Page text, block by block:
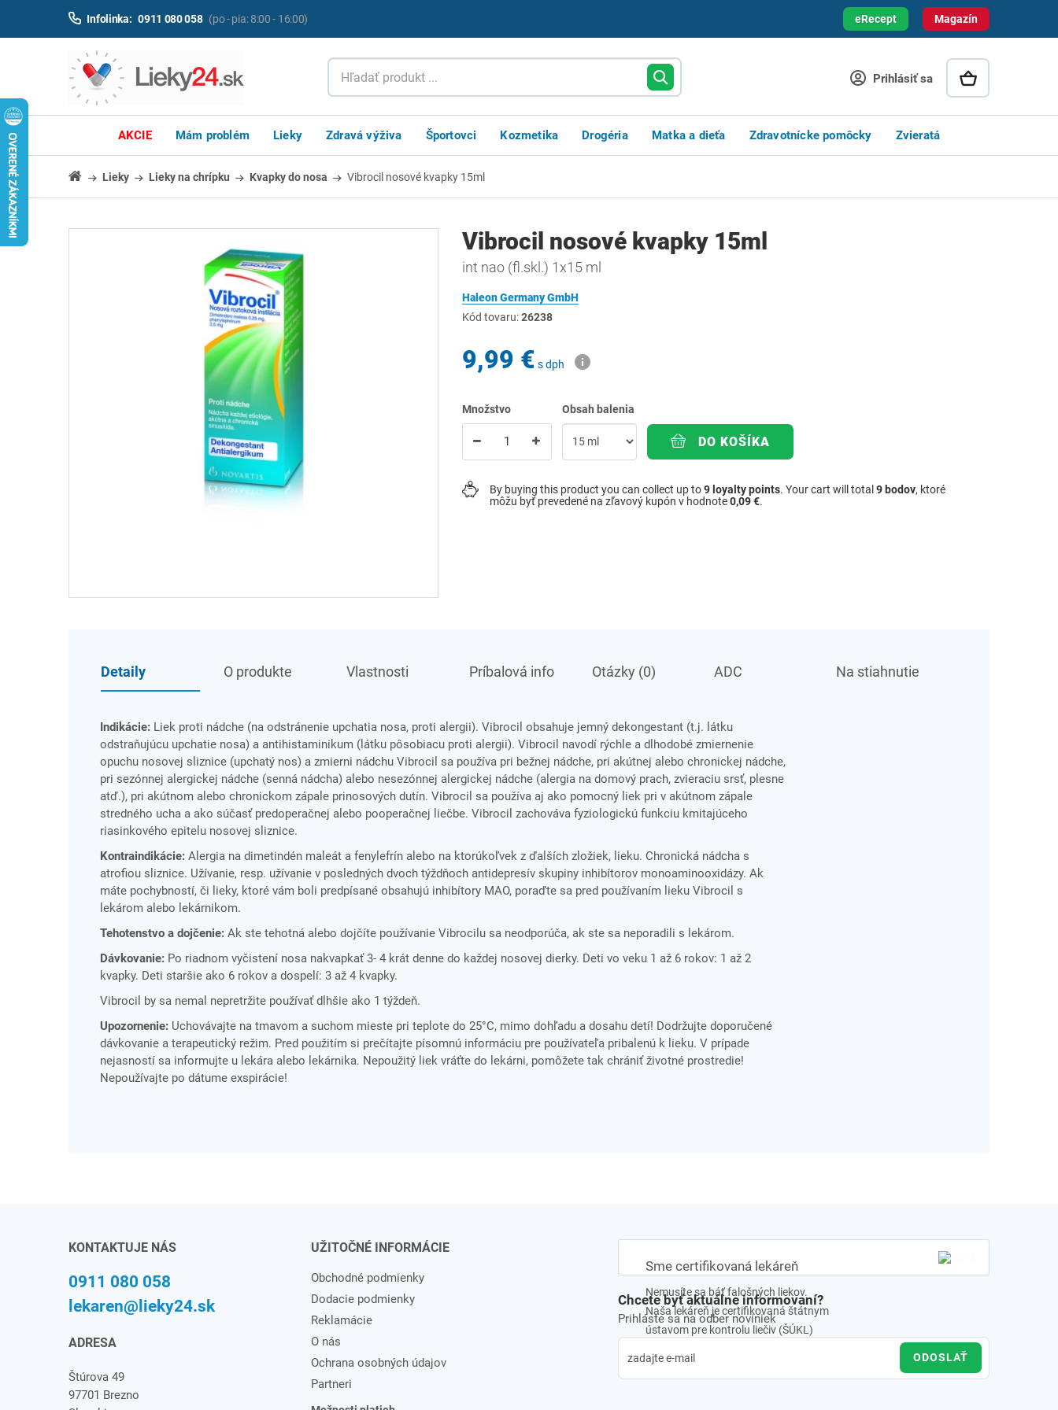
Magazín
Infolinka: 0911 080 058 (po - pia: 8:00 - 16:00) eRecept
Prihlásiť sa
AKCIE Mám problém Lieky Zdravá výživa Športovci Kozmetika Drogéria Matka a dieťa Zdravotnícke pomôcky Zvieratá
Lieky Lieky na chrípku Kvapky do nosa Vibrocil nosové kvapky 15ml
Vibrocil nosové kvapky 15ml
int nao (fl.skl.) 1x15 ml
Haleon Germany GmbH
Kód tovaru:26238
9,99 € s dph
Množstvo Obsah balenia
DO KOŠÍKA
By buying this product you can collect up to9 loyalty points. Your cart will total 9 bodov, ktoré
môžu byť prevedené na zľavový kupón v hodnote0,09 €.
Detaily O produkte Vlastnosti Príbalová info Otázky (0) ADC Na stiahnutie
Indikácie: Liek proti nádche (na odstránenie upchatia nosa, proti alergii). Vibrocil obsahuje jemný dekongestant (t.j. látku
odstraňujúcu upchatie nosa) a antihistaminikum (látku pôsobiacu proti alergii). Vibrocil navodí rýchle a dlhodobé zmiernenie
opuchu nosovej sliznice (upchatý nos) a zmierni nádchu Vibrocil sa používa pri bežnej nádche, pri akútnej alebo chronickej nádche,
pri sezónnej alergickej nádche (senná nádcha) alebo nesezónnej alergickej nádche (alergia na domový prach, zvieraciu srsť, plesne
atď.), pri akútnom alebo chronickom zápale prinosových dutín. Vibrocil sa používa aj ako pomocný liek pri v akútnom zápale
stredného ucha a ako súčasť predoperačnej alebo pooperačnej liečbe. Vibrocil zachováva fyziologickú funkciu kmitajúceho
riasinkového epitelu nosovej sliznice.
Kontraindikácie: Alergia na dimetindén maleát a fenylefrín alebo na ktorúkoľvek z ďalších zložiek, lieku. Chronická nádcha s
atrofiou sliznice. Užívanie, resp. užívanie v posledných dvoch týždňoch antidepresív skupiny inhibítorov monoaminooxidázy. Ak
máte pochybností, či lieky, ktoré vám boli predpísané obsahujú inhibítory MAO, poraďte sa pred používaním lieku Vibrocil s
lekárom alebo lekárnikom.
Tehotenstvo a dojčenie: Ak ste tehotná alebo dojčíte používanie Vibrocilu sa neodporúča, ak ste sa neporadili s lekárom.
Dávkovanie: Po riadnom vyčistení nosa nakvapkať 3- 4 krát denne do každej nosovej dierky. Deti vo veku 1 až 6 rokov: 1 až 2
kvapky. Deti staršie ako 6 rokov a dospelí: 3 až 4 kvapky.
Vibrocil by sa nemal nepretržite používať dlhšie ako 1 týždeň.
Upozornenie: Uchovávajte na tmavom a suchom mieste pri teplote do 25°C, mimo dohľadu a dosahu detí! Dodržujte doporučené
dávkovanie a terapeutický režim. Pred použitím si prečítajte písomnú informáciu pre používateľa pribalenú k lieku. V prípade
nejasností sa informujte u lekára alebo lekárnika. Nepoužitý liek vráťte do lekárni, pomôžete tak chrániť životné prostredie!
Nepoužívajte po dátume exspirácie!
Sme certifikovaná lekáreň
Nemusíte sa báť falošných liekov.
Naša lekáreň je certifikovaná štátnym
ústavom pre kontrolu liečiv (ŠÚKL)
KONTAKTUJE NÁS
0911 080 058
lekaren@lieky24.sk
ADRESA
Štúrova 49
97701 Brezno
UŽITOČNÉ INFORMÁCIE
Obchodné podmienky
Dodacie podmienky
Reklamácie
O nás
Ochrana osobných údajov
Partneri
Chcete byť aktuálne informovaní?
Prihláste sa na odber noviniek
ODOSLAŤ